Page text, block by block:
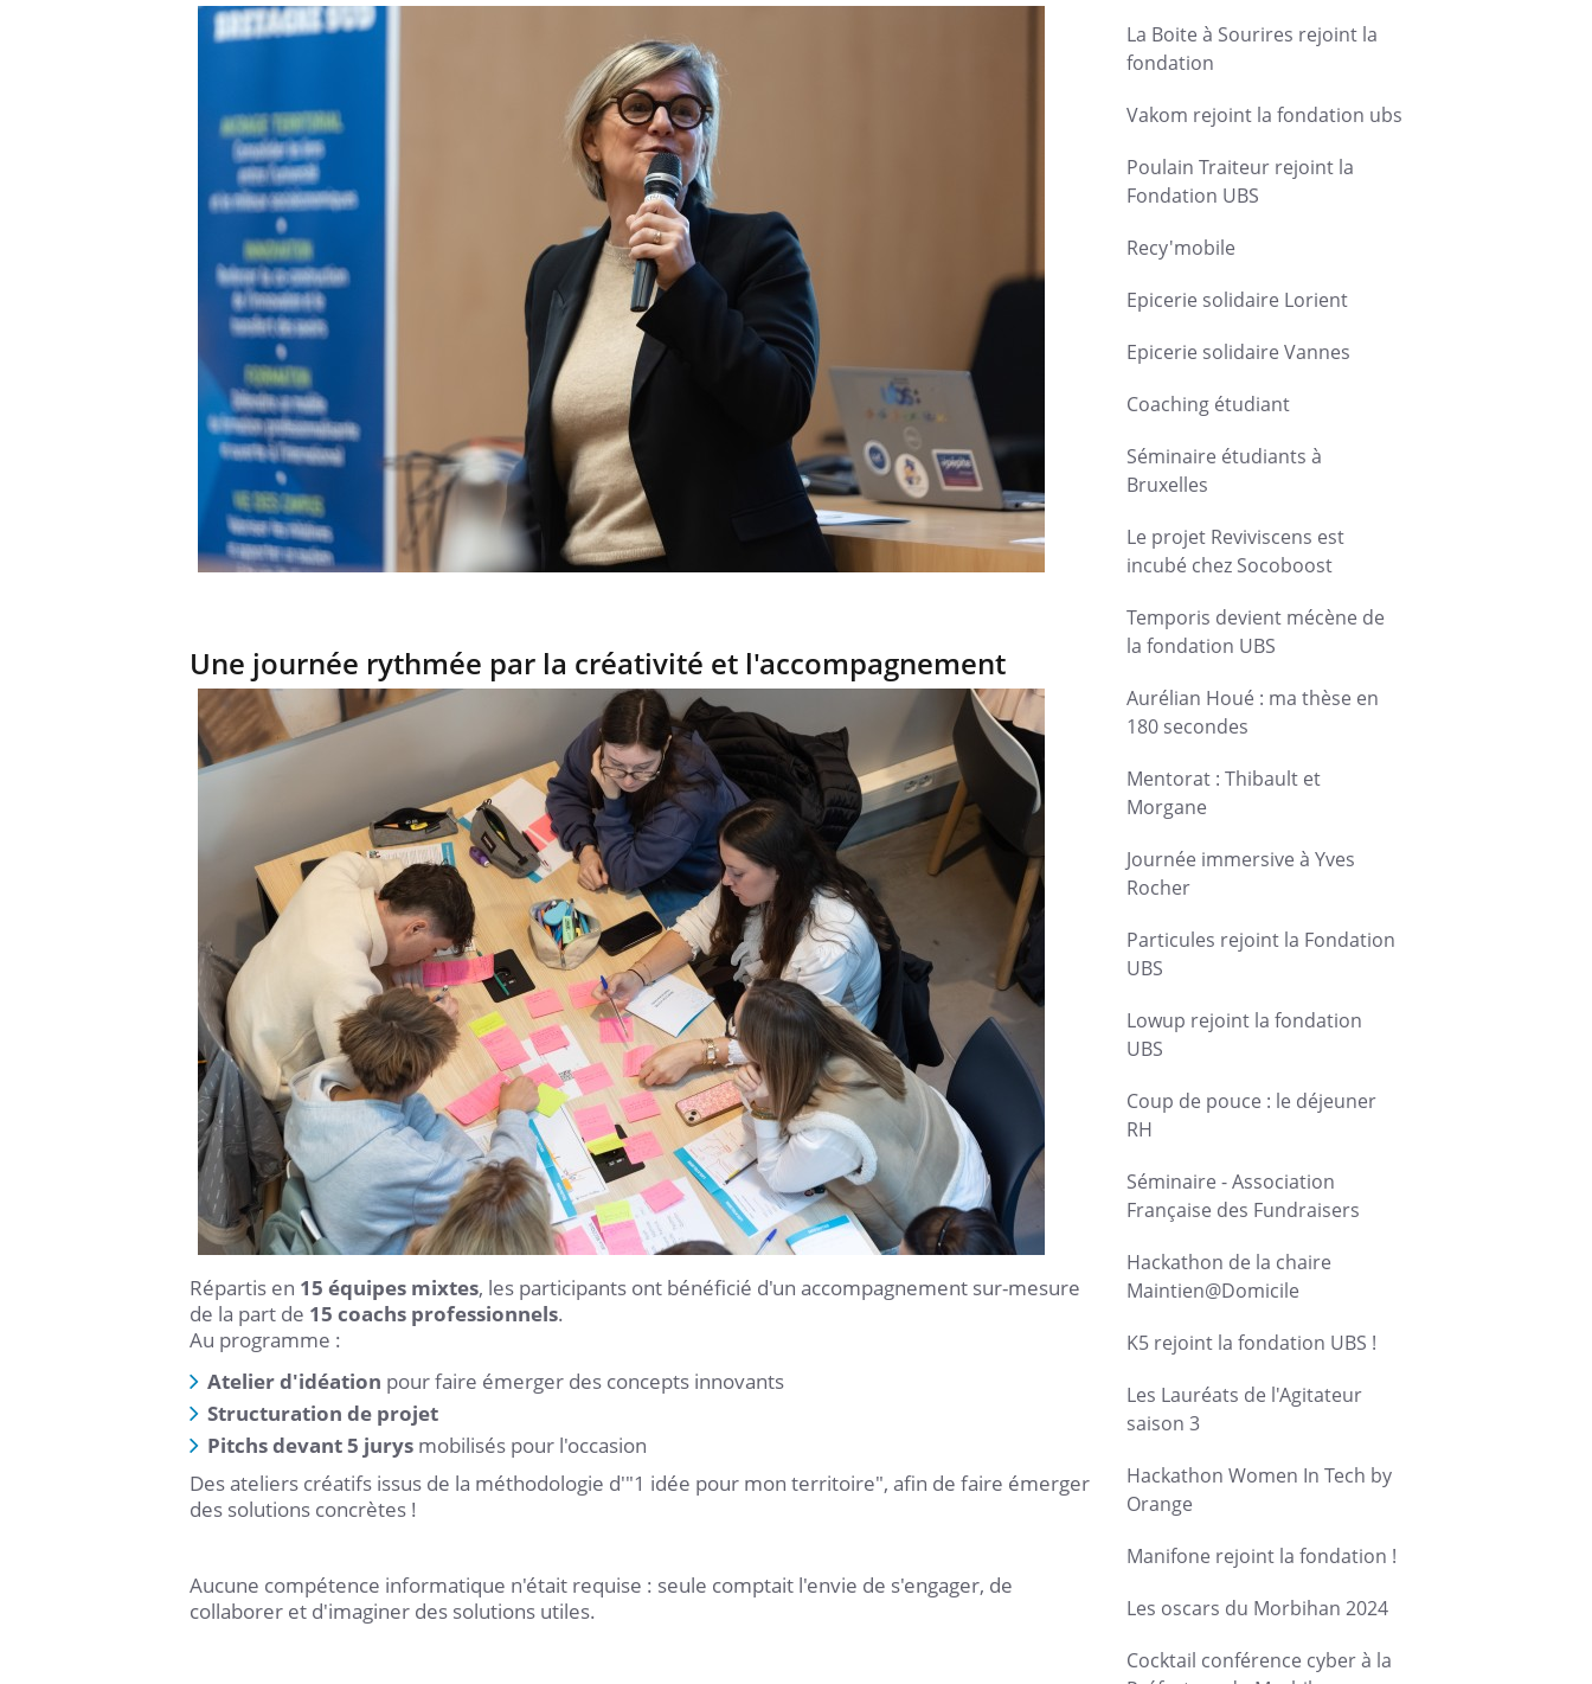
Une journée rythmée par la créativité et l'accompagnement
Répartis en 15 équipes mixtes, les participants ont bénéficié d'un accompagnement sur-mesure
de la part de 15 coachs professionnels.
Au programme :
Atelier d'idéation pour faire émerger des concepts innovants
Structuration de projet
Pitchs devant 5 jurys mobilisés pour l'occasion
Des ateliers créatifs issus de la méthodologie d'"1 idée pour mon territoire", afin de faire émerger
des solutions concrètes !
Aucune compétence informatique n'était requise : seule comptait l'envie de s'engager, de
collaborer et d'imaginer des solutions utiles.
La Boite à Sourires rejoint la
fondation
Vakom rejoint la fondation ubs
Poulain Traiteur rejoint la
Fondation UBS
Recy'mobile
Epicerie solidaire Lorient
Epicerie solidaire Vannes
Coaching étudiant
Séminaire étudiants à
Bruxelles
Le projet Reviviscens est
incubé chez Socoboost
Temporis devient mécène de
la fondation UBS
Aurélian Houé : ma thèse en
180 secondes
Mentorat : Thibault et
Morgane
Journée immersive à Yves
Rocher
Particules rejoint la Fondation
UBS
Lowup rejoint la fondation
UBS
Coup de pouce : le déjeuner
RH
Séminaire - Association
Française des Fundraisers
Hackathon de la chaire
Maintien@Domicile
K5 rejoint la fondation UBS !
Les Lauréats de l'Agitateur
saison 3
Hackathon Women In Tech by
Orange
Manifone rejoint la fondation !
Les oscars du Morbihan 2024
Cocktail conférence cyber à la